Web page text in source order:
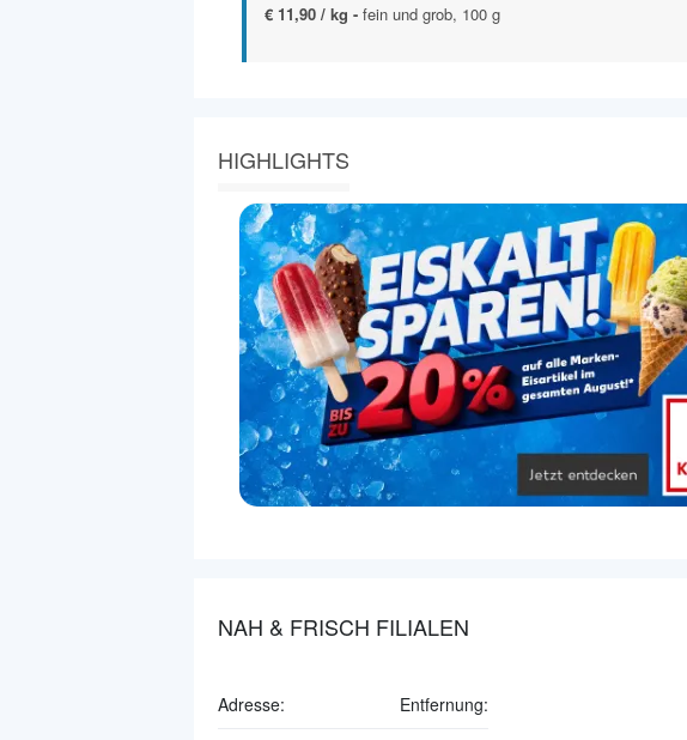
€ 11,90 / kg - fein und grob, 100 g
HIGHLIGHTS
NAH & FRISCH FILIALEN
Adresse: Entfernung: